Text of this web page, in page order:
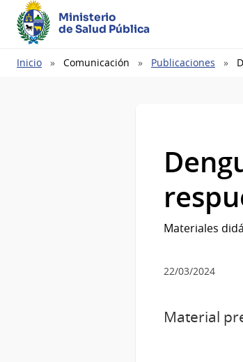
Ministerio
de Salud Pública
Ruta
Inicio Comunicación Publicaciones
Materiales
22/03/2024
Material